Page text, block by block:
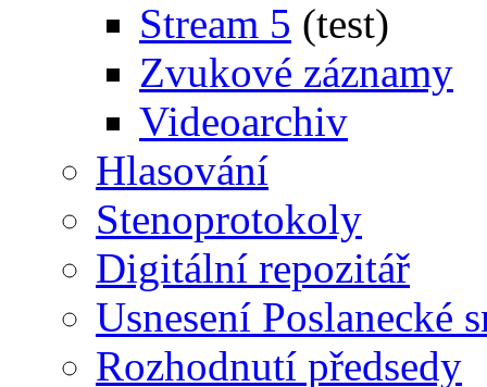
Stream 5 (test)
Zvukové záznamy
Videoarchiv
Hlasování
Stenoprotokoly
Digitální repozitář
Usnesení Poslanecké
Rozhodnutí předsedy